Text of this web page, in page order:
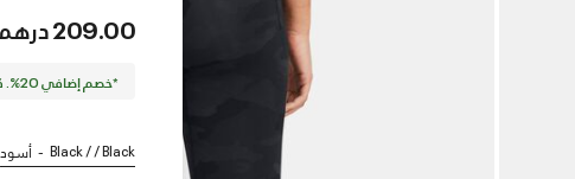
209.00 درهم
*خصم إضافي 20%. كود الخصم: EXTRA20
Black / / Black أسود